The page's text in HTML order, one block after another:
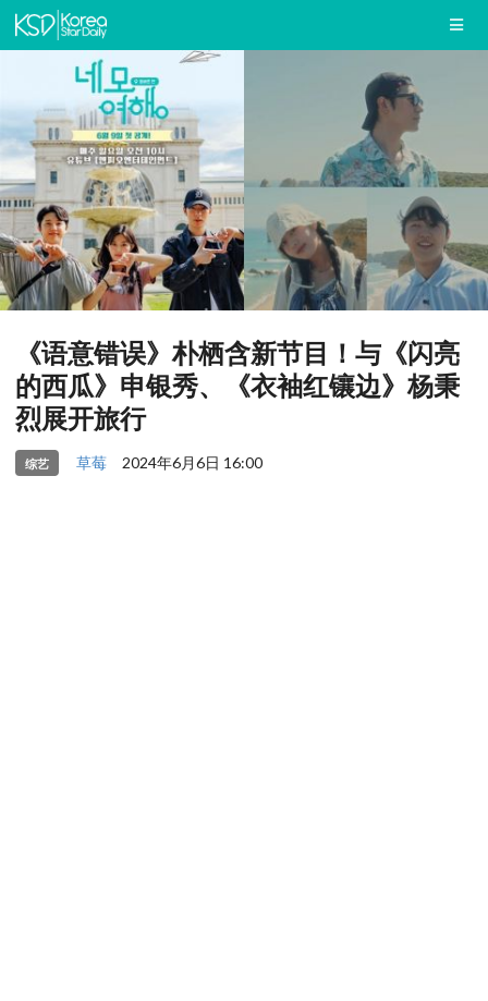
《语意错误》朴栖含新节目！与《闪亮
的西瓜》申银秀、《衣袖红镶边》杨秉
烈展开旅行
综艺 草莓 2024年6月6日 16:00